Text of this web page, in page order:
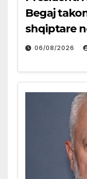
Begaj
shqiptare
06/08/2026